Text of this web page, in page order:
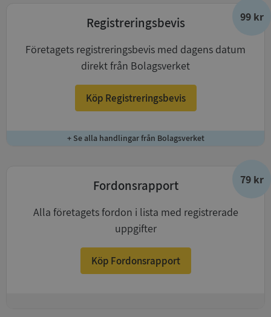
99 kr
Registreringsbevis
Företagets registreringsbevis med dagens datum
direkt från Bolagsverket
Köp Registreringsbevis
+ Se alla handlingar från Bolagsverket
79 kr
Fordonsrapport
Alla företagets fordon i lista med registrerade
uppgifter
Köp Fordonsrapport